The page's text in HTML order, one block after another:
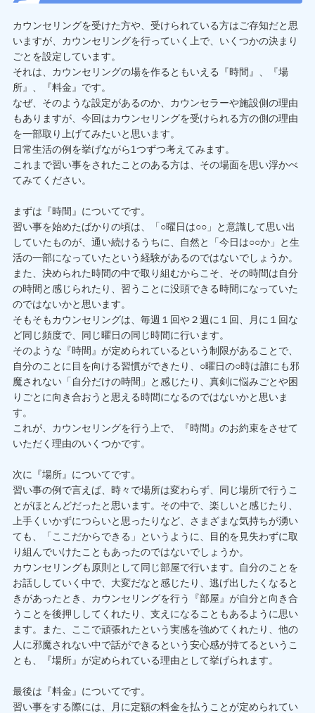
カウンセリングを受けた方や、受けられている方はご存知だと思
いますが、カウンセリングを行っていく上で、いくつかの決まり
ごとを設定しています。
それは、カウンセリングの場を作るともいえる『時間』、『場
所』、『料金』です。
なぜ、そのような設定があるのか、カウンセラーや施設側の理由
もありますが、今回はカウンセリングを受けられる方の側の理由
を一部取り上げてみたいと思います。
日常生活の例を挙げながら1つずつ考えてみます。
これまで習い事をされたことのある方は、その場面を思い浮かべ
てみてください。
まずは『時間』についてです。
習い事を始めたばかりの頃は、「○曜日は○○」と意識して思い出
していたものが、通い続けるうちに、自然と「今日は○○か」と生
活の一部になっていたという経験があるのではないでしょうか。
また、決められた時間の中で取り組むからこそ、その時間は自分
の時間と感じられたり、習うことに没頭できる時間になっていた
のではないかと思います。
そもそもカウンセリングは、毎週１回や２週に１回、月に１回な
ど同じ頻度で、同じ曜日の同じ時間に行います。
そのような『時間』が定められているという制限があることで、
自分のことに目を向ける習慣ができたり、○曜日の○時は誰にも邪
魔されない「自分だけの時間」と感じたり、真剣に悩みごとや困
りごとに向き合おうと思える時間になるのではないかと思いま
す。
これが、カウンセリングを行う上で、『時間』のお約束をさせて
いただく理由のいくつかです。
次に『場所』についてです。
習い事の例で言えば、時々で場所は変わらず、同じ場所で行うこ
とがほとんどだったと思います。その中で、楽しいと感じたり、
上手くいかずにつらいと思ったりなど、さまざまな気持ちが湧い
ても、「ここだからできる」というように、目的を見失わずに取
り組んでいけたこともあったのではないでしょうか。
カウンセリングも原則として同じ部屋で行います。自分のことを
お話ししていく中で、大変だなと感じたり、逃げ出したくなると
きがあったとき、カウンセリングを行う『部屋』が自分と向き合
うことを後押ししてくれたり、支えになることもあるように思い
ます。また、ここで頑張れたという実感を強めてくれたり、他の
人に邪魔されない中で話ができるという安心感が持てるというこ
とも、『場所』が定められている理由として挙げられます。
最後は『料金』についてです。
習い事をする際には、月に定額の料金を払うことが定められてい